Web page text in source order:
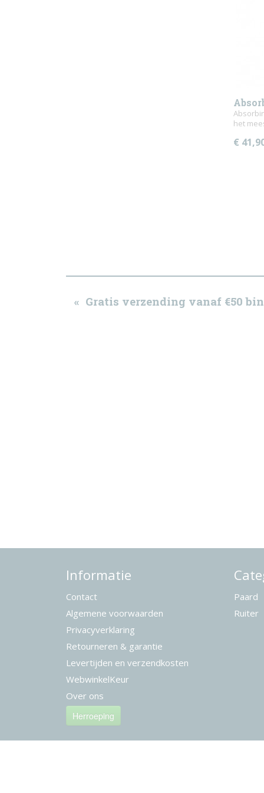
het
€
« Gratis verzending vanaf €50
Informatie
Contact
Algemene voorwaarden
Privacyverklaring
Retourneren & garantie
Levertijden en verzendkosten
WebwinkelKeur
Over ons
Herroeping
Paard
Ruiter